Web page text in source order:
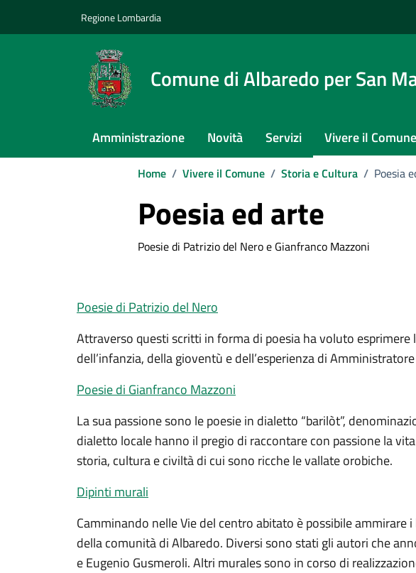
Regione Lombardia
Comune di Albaredo per San
Amministrazione Novità Servizi Vivere il Comune
Home / Vivere il Comune / Storia e Cultura / Poesia
Poesia ed arte
Poesie di Patrizio del Nero e Gianfranco Mazzoni
Poesie di Patrizio del Nero
Attraverso questi scritti in forma di poesia ha voluto esprimere
dell’infanzia, della gioventù e dell’esperienza di
Poesie di Gianfranco Mazzoni
La sua passione sono le poesie in dialetto “barilòt”,
dialetto locale hanno il pregio di raccontare con passione la
storia, cultura e civiltà di cui sono ricche le vallate orobiche.
Dipinti murali
Camminando nelle Vie del centro abitato è possibile
della comunità di Albaredo. Diversi sono stati gli autori che
e Eugenio Gusmeroli. Altri murales sono in corso di